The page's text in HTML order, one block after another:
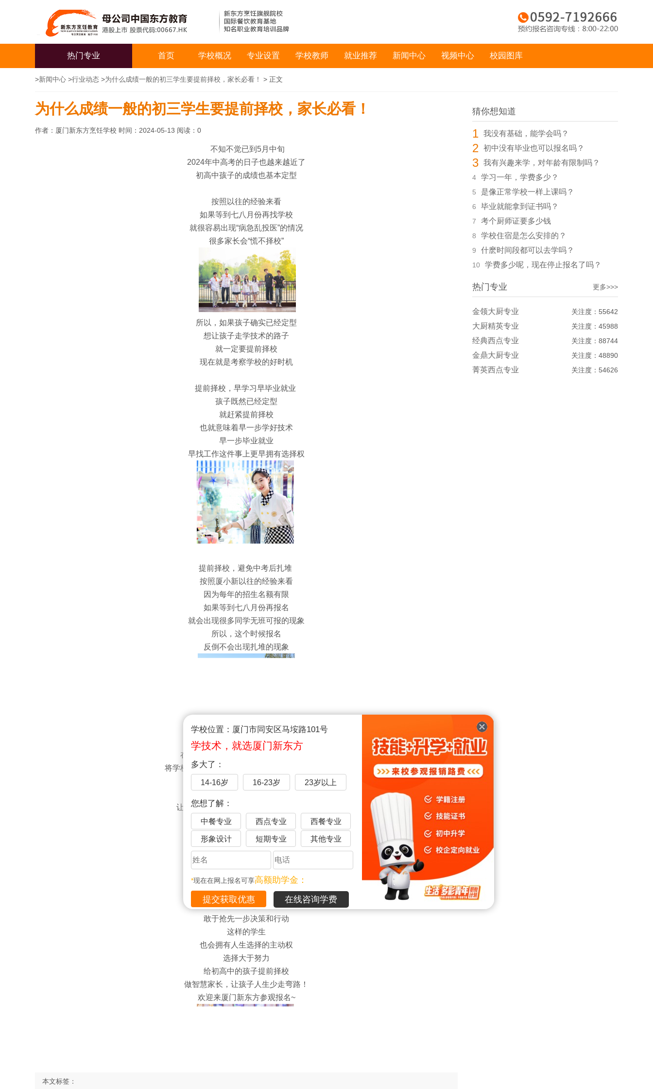
学校位置：厦门市同安区马垵路101号
学技术，就选厦门新东方
多大了：
14-16岁 16-23岁 23岁以上
您想了解：
中餐专业 西点专业 西餐专业
形象设计 短期专业 其他专业
*现在在网上报名可享高额助学金：
在线咨询学费
热门专业 首页 学校概况 专业设置 学校教师 就业推荐 新闻中心 视频中心 校园图库
>新闻中心 >行业动态 >为什么成绩一般的初三学生要提前择校，家长必看！ > 正文
为什么成绩一般的初三学生要提前择校，家长必看！
作者：厦门新东方烹饪学校 时间：2024-05-13 阅读： 0
不知不觉已到5月中旬
2024年中高考的日子也越来越近了
初高中孩子的成绩也基本定型
按照以往的经验来看
如果等到七八月份再找学校
就很容易出现“病急乱投医”的情况
很多家长会“慌不择校”
所以，如果孩子确实已经定型
想让孩子走学技术的路子
就一定要提前择校
现在就是考察学校的好时机
提前择校，早学习早毕业就业
孩子既然已经定型
就赶紧提前择校
也就意味着早一步学好技术
早一步毕业就业
早找工作这件事上更早拥有选择权
提前择校，避免中考后扎堆
按照厦小新以往的经验来看
因为每年的招生名额有限
如果等到七八月份再报名
就会出现很多同学无班可报的现象
所以，这个时候报名
反倒不会出现扎堆的现象
提前择校，抢占名师班名额
针对提前择校的学生
在师资配置方面会更大力度倾斜于他们
将学校优秀班主任、教学名师都为他们配置齐全
在专业咨询和学习成长方面还
让你学起来更有方向感，学习效率倍增。
提前择校，拥有人生主动权
提前择校的学生和家长
都是拥有智慧的家长
敢于抢先一步决策和行动
这样的学生
也会拥有人生选择的主动权
选择大于努力
给初高中的孩子提前择校
做智慧家长，让孩子人生少走弯路！
欢迎来厦门新东方参观报名~
本文标签：
猜你想知道
1 我没有基础，能学会吗？
2 初中没有毕业也可以报名吗？
3 我有兴趣来学，对年龄有限制吗？
4 学习一年，学费多少？
5 是像正常学校一样上课吗？
6 毕业就能拿到证书吗？
7 考个厨师证要多少钱
8 学校住宿是怎么安排的？
9 什麽时间段都可以去学吗？
10 学费多少呢，现在停止报名了吗？
热门专业 更多>>>
金领大厨专业 关注度：55642
大厨精英专业 关注度：45988
经典西点专业 关注度：88744
金鼎大厨专业 关注度：48890
菁英西点专业 关注度：54626